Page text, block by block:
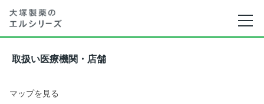
取扱い医療機関・店舗
マップを見る